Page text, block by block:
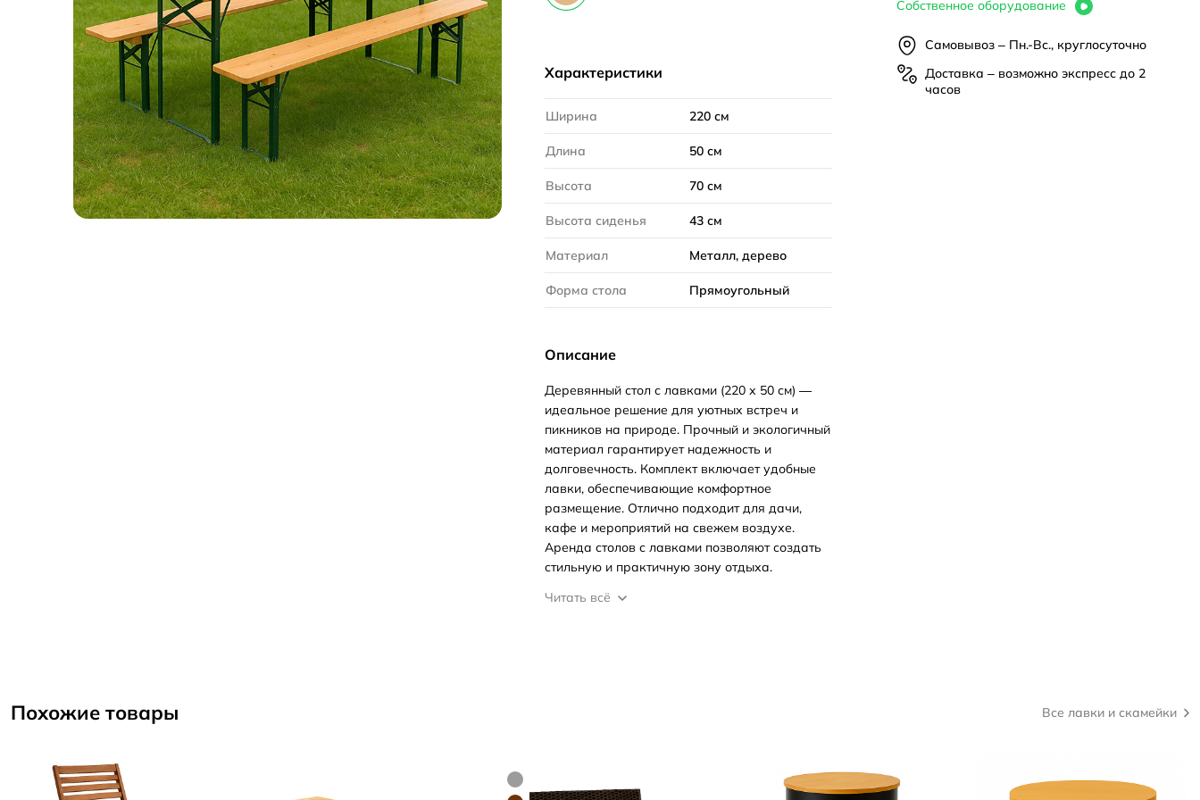
Характеристики
Ширина 220 см
Длина 50 см
Высота 70 см
Высота сиденья 43 см
Материал Металл, дерево
Форма стола Прямоугольный
Описание
Деревянный стол с лавками (220 х 50 см) —
идеальное решение для уютных встреч и
пикников на природе. Прочный и экологичный
материал гарантирует надежность и
долговечность. Комплект включает удобные
лавки, обеспечивающие комфортное
размещение. Отлично подходит для дачи,
кафе и мероприятий на свежем воздухе.
Аренда столов с лавками позволяют создать
стильную и практичную зону отдыха.
Читать всё
Собственное оборудование
Самовывоз – Пн.-Вс., круглосуточно
Доставка – возможно экспресс до 2
часов
Похожие товары Все лавки и скамейки